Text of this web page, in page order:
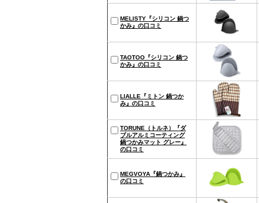
MELISTY『シリコン 鍋つ
かみ』の口コミ
TAOTOO『シリコン 鍋つ
かみ』の口コミ
LIALLE『ミトン 鍋つか
み』の口コミ
TORUNE（トルネ）『ダ
ブルアルミコーティング
鍋つかみマット グレー』
の口コミ
MEGVOYA『鍋つかみ』
の口コミ